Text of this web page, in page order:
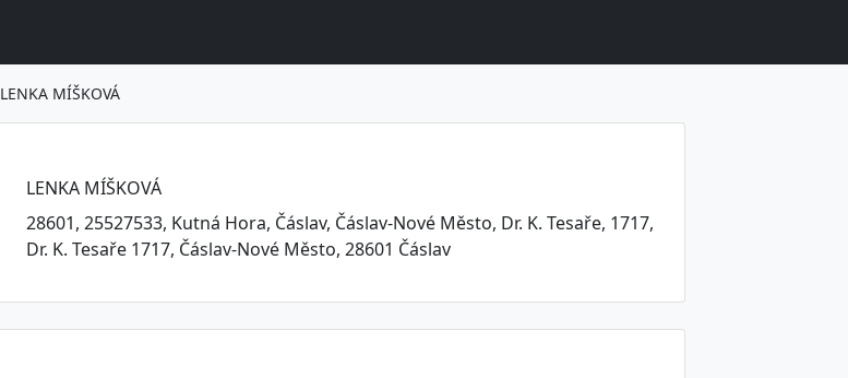
LENKA MÍŠKOVÁ
LENKA MÍŠKOVÁ
28601, 25527533, Kutná Hora, Čáslav, Čáslav-Nové Město, Dr. K. Tesaře, 1717,
Dr. K. Tesaře 1717, Čáslav-Nové Město, 28601 Čáslav